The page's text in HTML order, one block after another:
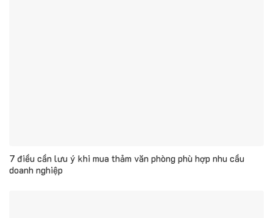
7 điều cần lưu ý khi mua thảm văn phòng phù hợp nhu cầu
doanh nghiệp